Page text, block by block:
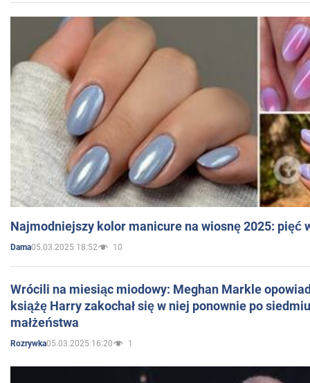
Najmodniejszy kolor manicure na wiosnę 2025: pięć
Dama05.03.2025 18:52 10
Wrócili na miesiąc miodowy: Meghan Markle
książę Harry zakochał się w niej ponownie po
małżeństwa
Rozrywka05.03.2025 16:20 1